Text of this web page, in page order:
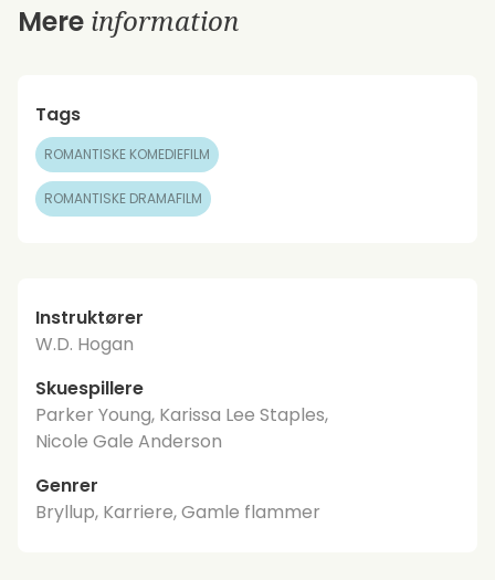
Mere information
Tags
ROMANTISKE KOMEDIEFILM
ROMANTISKE DRAMAFILM
Instruktører
W.D. Hogan
Skuespillere
Parker Young, Karissa Lee Staples,
Nicole Gale Anderson
Genrer
Bryllup, Karriere, Gamle flammer